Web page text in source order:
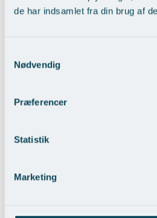
de har indsamlet fra din brug af
Nødvendig
Præferencer
Statistik
Marketing